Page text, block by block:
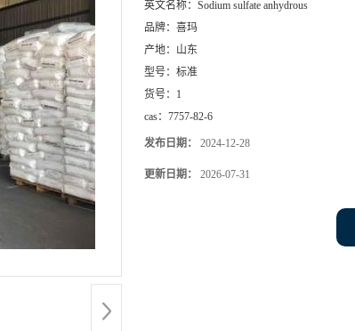
英文名称： Sodium sulfate anhydrous
品牌： 喜玛
产地： 山东
型号： 标准
货号： 1
cas： 7757-82-6
发布日期： 2024-12-28
更新日期： 2026-07-31